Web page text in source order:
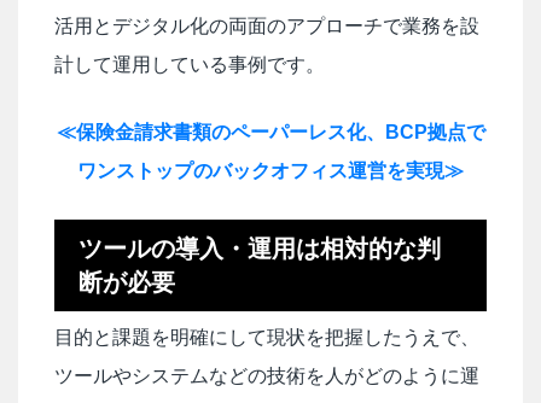
活用とデジタル化の両面のアプローチで業務を設
計して運用している事例です。
≪保険金請求書類のペーパーレス化、BCP拠点で
ワンストップのバックオフィス運営を実現≫
ツールの導入・運用は相対的な判
断が必要
目的と課題を明確にして現状を把握したうえで、
ツールやシステムなどの技術を人がどのように運